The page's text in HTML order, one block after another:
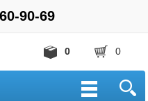
90-69
0
0